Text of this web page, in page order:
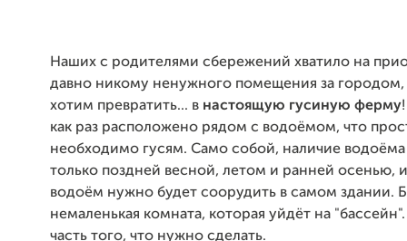
Наших с родителями сбережений хватило на
давно никому ненужного помещения за
хотим превратить... в настоящую гусиную ферму
как раз расположено рядом с водоёмом, что
необходимо гусям. Само собой, наличие
только поздней весной, летом и ранней осенью,
водоём нужно будет соорудить в самом здании.
немаленькая комната, которая уйдёт на
часть того, что нужно сделать.